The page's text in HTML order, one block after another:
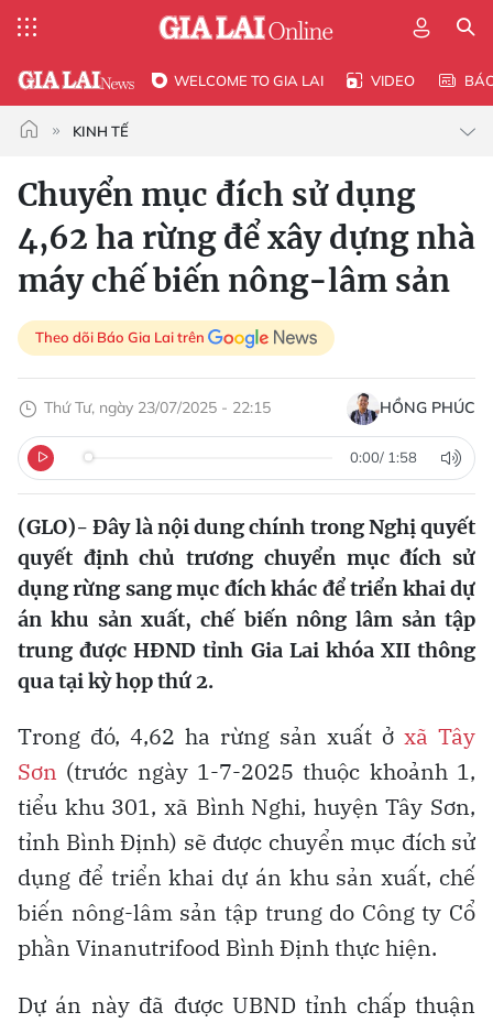
WELCOME TO GIA LAI VIDEO
KINH TẾ
Chuyển mục đích sử dụng
4,62 ha rừng để xây dựng nhà
máy chế biến nông-lâm sản
Theo dõi Báo Gia Lai trên
Thứ Tư, ngày 23/07/2025 - 22:15 HỒNG PHÚC
0:00/ 1:58
(GLO)- Đây là nội dung chính trong Nghị quyết
quyết định chủ trương chuyển mục đích sử
dụng rừng sang mục đích khác để triển khai dự
án khu sản xuất, chế biến nông lâm sản tập
trung được HĐND tỉnh Gia Lai khóa XII thông
qua tại kỳ họp thứ 2.
Trong đó, 4,62 ha rừng sản xuất ở xã Tây
Sơn (trước ngày 1-7-2025 thuộc khoảnh 1,
tiểu khu 301, xã Bình Nghi, huyện Tây Sơn,
tỉnh Bình Định) sẽ được chuyển mục đích sử
dụng để triển khai dự án khu sản xuất, chế
biến nông-lâm sản tập trung do Công ty Cổ
phần Vinanutrifood Bình Định thực hiện.
Dự án này đã được UBND tỉnh chấp thuận